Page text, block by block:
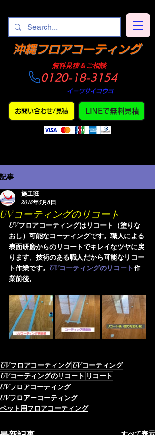
​沖縄フロアコーティング
​無料見積＆ご相談
0120-18-3154
イーワサイコウヨ
お問い合わせ/見積 LINEで無料見積
記事
UVコーティングのリコート
施工班
2016年5月8日
UVフロアコーティングはリコート（塗りな
おし）可能なコーティングです。職人による
表面研磨からのリコートでキレイなツヤに戻
ります。技術のある職人だから可能なリコー
ト作業です。 UVコーティングのリコート作
業前後。
UVフロアコーティングUVコーティング
UVコーティングのリコート リコート
UVフロアコーティング
UVフロアーコーティング
ペット用フロアコーティング